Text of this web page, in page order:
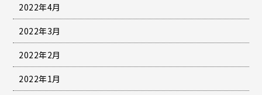
2022年4月
2022年3月
2022年2月
2022年1月